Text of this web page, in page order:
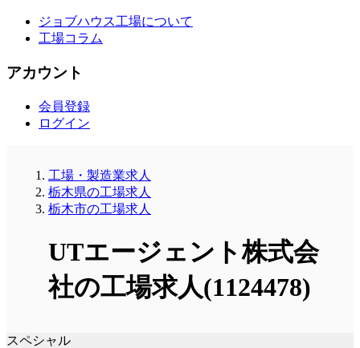
ジョブハウス工場について
工場コラム
アカウント
会員登録
ログイン
工場・製造業求人
栃木県の工場求人
栃木市の工場求人
UTエージェント株式会
社の工場求人(1124478)
スペシャル